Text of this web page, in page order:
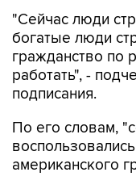
"Сейчас люди
богатые люди
гражданство по
работать", -
подписания.
По его словам,
американского